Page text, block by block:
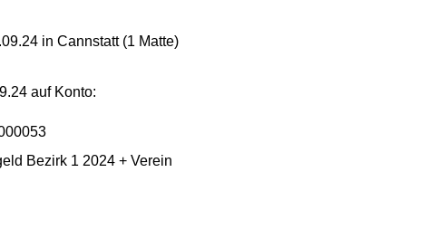
in Cannstatt (1 Matte)
auf Konto:
Bezirk 1 2024 + Verein